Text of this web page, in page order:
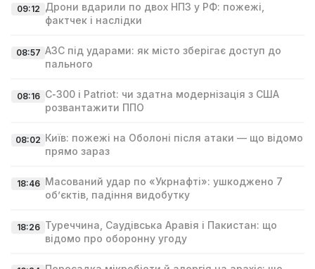
09:12 Дрони вдарили по двох НПЗ у РФ: пожежі,
фактчек і наслідки
08:57 АЗС під ударами: як місто зберігає доступ до
пального
08:16 С‑300 і Patriot: чи здатна модернізація з США
розвантажити ППО
08:02 Київ: пожежі на Оболоні після атаки — що відомо
прямо зараз
18:46 Масований удар по «Укрнафті»: ушкоджено 7
об’єктів, падіння видобутку
18:26 Туреччина, Саудівська Аравія і Пакистан: що
відомо про оборонну угоду